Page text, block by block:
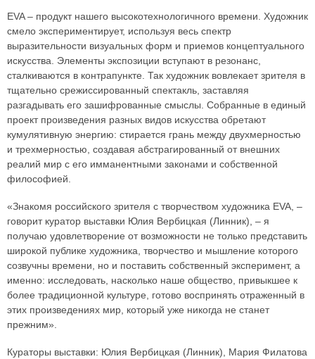
EVA – продукт нашего высокотехнологичного времени. Художник
смело экспериментирует, используя весь спектр
выразительности визуальных форм и приемов концептуального
искусства. Элементы экспозиции вступают в резонанс,
сталкиваются в контрапункте. Так художник вовлекает зрителя в
тщательно срежиссированный спектакль, заставляя
разгадывать его зашифрованные смыслы. Собранные в единый
проект произведения разных видов искусства обретают
кумулятивную энергию: стирается грань между двухмерностью
и трехмерностью, создавая абстрагированный от внешних
реалий мир с его имманентными законами и собственной
философией.
«Знакомя российского зрителя с творчеством художника EVA, –
говорит куратор выставки Юлия Вербицкая (Линник), – я
получаю удовлетворение от возможности не только представить
широкой публике художника, творчество и мышление которого
созвучны времени, но и поставить собственный эксперимент, а
именно: исследовать, насколько наше общество, привыкшее к
более традиционной культуре, готово воспринять отраженный в
этих произведениях мир, который уже никогда не станет
прежним».
Кураторы выставки: Юлия Вербицкая (Линник), Мария Филатова